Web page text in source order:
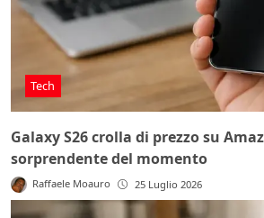
Tech
Galaxy S26 crolla di prezzo su
sorprendente del momento
Raffaele Moauro 25 Luglio 2026